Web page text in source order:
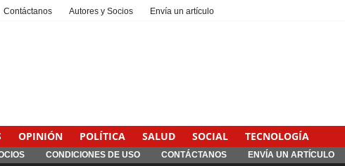
Contáctanos Autores y Socios Envía un artículo
OPINIÓN POLÍTICA SALUD SOCIAL TECNOLOGÍA
CONDICIONES DE USO CONTÁCTANOS ENVÍA UN ARTÍCULO